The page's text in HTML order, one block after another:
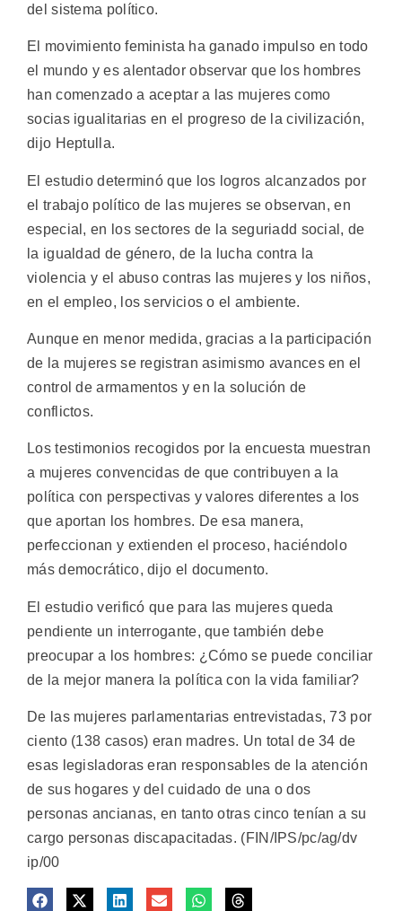
del sistema político.
El movimiento feminista ha ganado impulso en todo
el mundo y es alentador observar que los hombres
han comenzado a aceptar a las mujeres como
socias igualitarias en el progreso de la civilización,
dijo Heptulla.
El estudio determinó que los logros alcanzados por
el trabajo político de las mujeres se observan, en
especial, en los sectores de la seguriadd social, de
la igualdad de género, de la lucha contra la
violencia y el abuso contras las mujeres y los niños,
en el empleo, los servicios o el ambiente.
Aunque en menor medida, gracias a la participación
de la mujeres se registran asimismo avances en el
control de armamentos y en la solución de
conflictos.
Los testimonios recogidos por la encuesta muestran
a mujeres convencidas de que contribuyen a la
política con perspectivas y valores diferentes a los
que aportan los hombres. De esa manera,
perfeccionan y extienden el proceso, haciéndolo
más democrático, dijo el documento.
El estudio verificó que para las mujeres queda
pendiente un interrogante, que también debe
preocupar a los hombres: ¿Cómo se puede conciliar
de la mejor manera la política con la vida familiar?
De las mujeres parlamentarias entrevistadas, 73 por
ciento (138 casos) eran madres. Un total de 34 de
esas legisladoras eran responsables de la atención
de sus hogares y del cuidado de una o dos
personas ancianas, en tanto otras cinco tenían a su
cargo personas discapacitadas. (FIN/IPS/pc/ag/dv
ip/00